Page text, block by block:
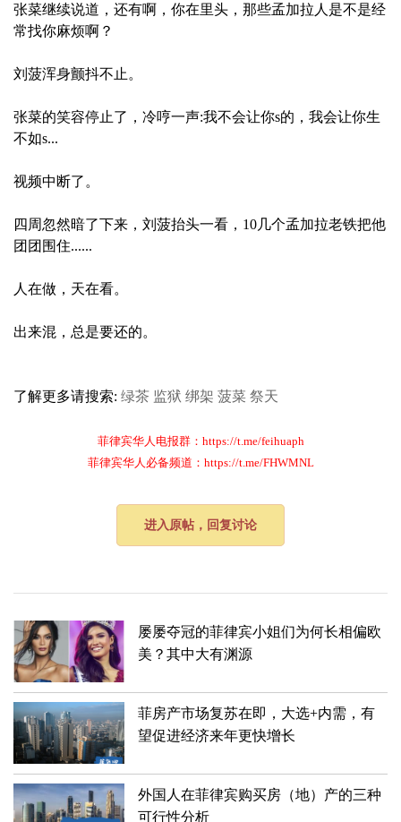
张菜继续说道，还有啊，你在里头，那些孟加拉人是不是经
常找你麻烦啊？
刘菠浑身颤抖不止。
张菜的笑容停止了，冷哼一声:我不会让你s的，我会让你生
不如s...
视频中断了。
四周忽然暗了下来，刘菠抬头一看，10几个孟加拉老铁把他
团团围住......
人在做，天在看。
出来混，总是要还的。
了解更多请搜索: 绿茶 监狱 绑架 菠菜 祭天
菲律宾华人电报群：https://t.me/feihuaph
菲律宾华人必备频道：https://t.me/FHWMNL
进入原帖，回复讨论
屡屡夺冠的菲律宾小姐们为何长相偏欧
美？其中大有渊源
菲房产市场复苏在即，大选+内需，有
望促进经济来年更快增长
外国人在菲律宾购买房（地）产的三种
可行性分析